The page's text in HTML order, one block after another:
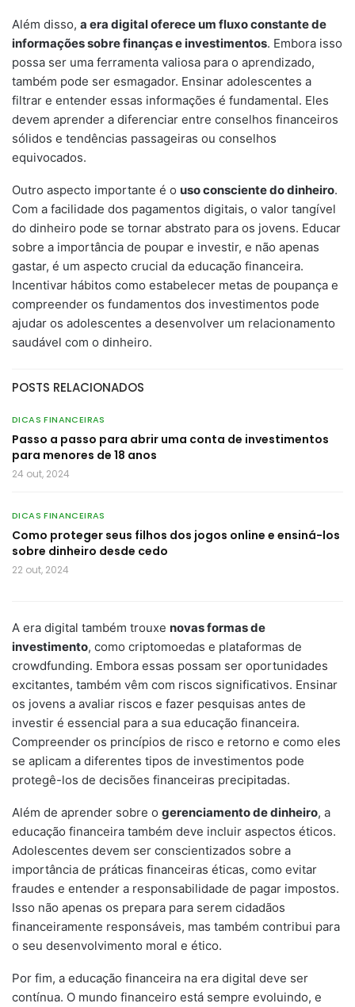
Além disso, a era digital oferece um fluxo constante de
informações sobre finanças e investimentos. Embora isso
possa ser uma ferramenta valiosa para o aprendizado,
também pode ser esmagador. Ensinar adolescentes a
filtrar e entender essas informações é fundamental. Eles
devem aprender a diferenciar entre conselhos financeiros
sólidos e tendências passageiras ou conselhos
equivocados.
Outro aspecto importante é o uso consciente do dinheiro.
Com a facilidade dos pagamentos digitais, o valor tangível
do dinheiro pode se tornar abstrato para os jovens. Educar
sobre a importância de poupar e investir, e não apenas
gastar, é um aspecto crucial da educação financeira.
Incentivar hábitos como estabelecer metas de poupança e
compreender os fundamentos dos investimentos pode
ajudar os adolescentes a desenvolver um relacionamento
saudável com o dinheiro.
POSTS RELACIONADOS
DICAS FINANCEIRAS
Passo a passo para abrir uma conta de investimentos
para menores de 18 anos
24 out, 2024
DICAS FINANCEIRAS
Como proteger seus filhos dos jogos online e ensiná-los
sobre dinheiro desde cedo
22 out, 2024
A era digital também trouxe novas formas de
investimento, como criptomoedas e plataformas de
crowdfunding. Embora essas possam ser oportunidades
excitantes, também vêm com riscos significativos. Ensinar
os jovens a avaliar riscos e fazer pesquisas antes de
investir é essencial para a sua educação financeira.
Compreender os princípios de risco e retorno e como eles
se aplicam a diferentes tipos de investimentos pode
protegê-los de decisões financeiras precipitadas.
Além de aprender sobre o gerenciamento de dinheiro, a
educação financeira também deve incluir aspectos éticos.
Adolescentes devem ser conscientizados sobre a
importância de práticas financeiras éticas, como evitar
fraudes e entender a responsabilidade de pagar impostos.
Isso não apenas os prepara para serem cidadãos
financeiramente responsáveis, mas também contribui para
o seu desenvolvimento moral e ético.
Por fim, a educação financeira na era digital deve ser
contínua. O mundo financeiro está sempre evoluindo, e